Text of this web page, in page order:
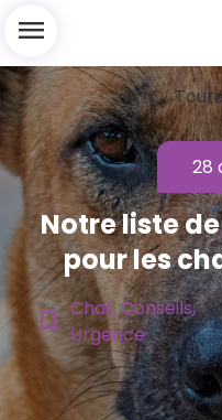
menu
chevron_left
28
Notre liste
pour les
bookmark_border Chat, Conseils,
Urgence